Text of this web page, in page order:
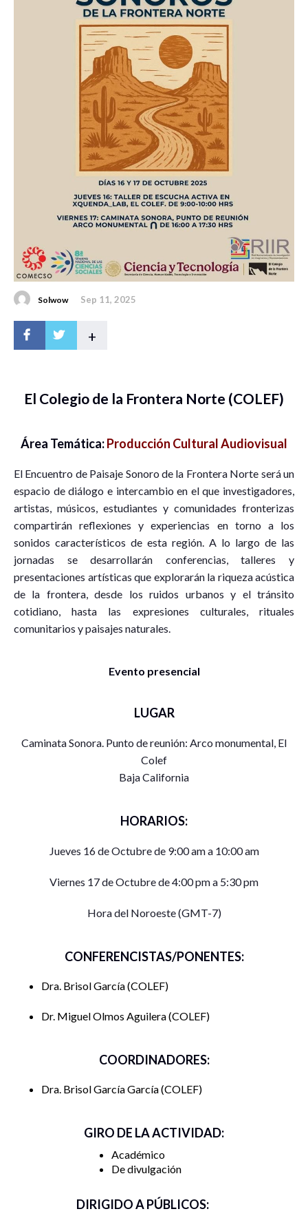
Solwow Sep 11, 2025
+
El Colegio de la Frontera Norte (COLEF)
Área Temática:Producción Cultural Audiovisual
El Encuentro de Paisaje Sonoro de la Frontera Norte será un
espacio de diálogo e intercambio en el que investigadores,
artistas, músicos, estudiantes y comunidades fronterizas
compartirán reflexiones y experiencias en torno a los
sonidos característicos de esta región. A lo largo de las
jornadas se desarrollarán conferencias, talleres y
presentaciones artísticas que explorarán la riqueza acústica
de la frontera, desde los ruidos urbanos y el tránsito
cotidiano, hasta las expresiones culturales, rituales
comunitarios y paisajes naturales.
Evento presencial
LUGAR
Caminata Sonora. Punto de reunión: Arco monumental, El
Colef
Baja California
HORARIOS:
Jueves 16 de Octubre de 9:00 am a 10:00 am
Viernes 17 de Octubre de 4:00 pm a 5:30 pm
Hora del Noroeste (GMT-7)
CONFERENCISTAS/PONENTES:
Dra. Brisol García COLEF
Dr. Miguel Olmos Aguilera COLEF
COORDINADORES:
Dra. Brisol García García COLEF
GIRO DE LA ACTIVIDAD:
Académico
De divulgación
DIRIGIDO A PÚBLICOS: